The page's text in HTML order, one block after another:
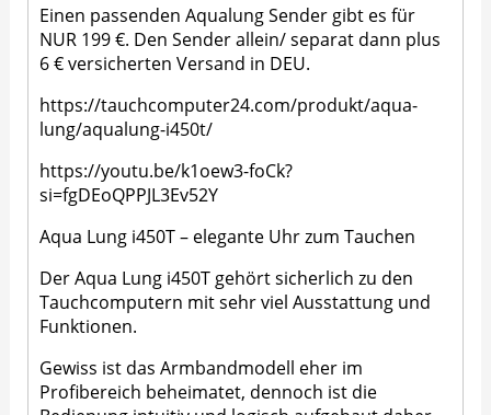
Einen passenden Aqualung Sender gibt es für
NUR 199 €. Den Sender allein/ separat dann plus
6 € versicherten Versand in DEU.
https://tauchcomputer24.com/produkt/aqua-
lung/aqualung-i450t/
https://youtu.be/k1oew3-foCk?
si=fgDEoQPPJL3Ev52Y
Aqua Lung i450T – elegante Uhr zum Tauchen
Der Aqua Lung i450T gehört sicherlich zu den
Tauchcomputern mit sehr viel Ausstattung und
Funktionen.
Gewiss ist das Armbandmodell eher im
Profibereich beheimatet, dennoch ist die